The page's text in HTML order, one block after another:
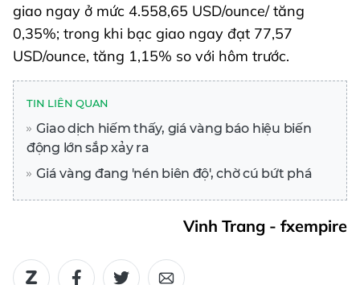
giao ngay ở mức 4.558,65 USD/ounce/ tăng
0,35%; trong khi bạc giao ngay đạt 77,57
USD/ounce, tăng 1,15% so với hôm trước.
TIN LIÊN QUAN
Giao dịch hiếm thấy, giá vàng báo hiệu biến
động lớn sắp xảy ra
Giá vàng đang 'nén biên độ', chờ cú bứt phá
Vinh Trang - fxempire